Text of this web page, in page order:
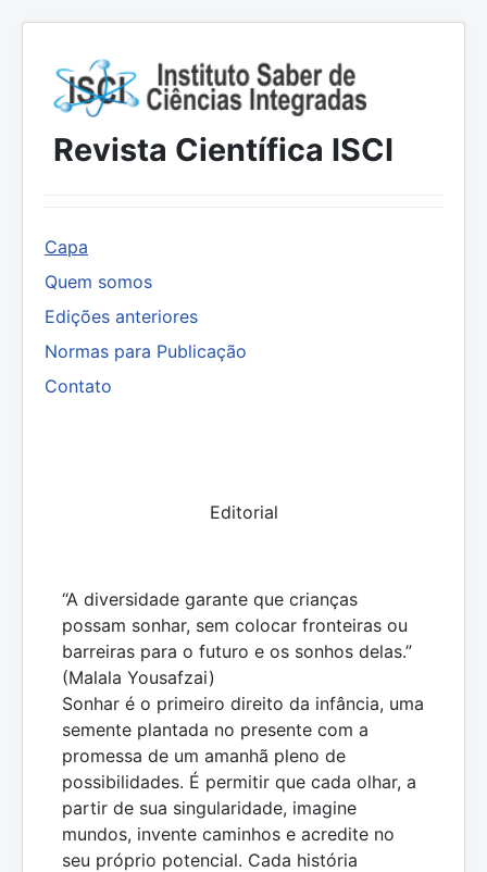
Revista Científica ISCI
Capa
Quem somos
Edições anteriores
Normas para Publicação
Contato
Editorial
“A diversidade garante que crianças
possam sonhar, sem colocar fronteiras ou
barreiras para o futuro e os sonhos delas.”
(Malala Yousafzai)
Sonhar é o primeiro direito da infância, uma
semente plantada no presente com a
promessa de um amanhã pleno de
possibilidades. É permitir que cada olhar, a
partir de sua singularidade, imagine
mundos, invente caminhos e acredite no
seu próprio potencial. Cada história